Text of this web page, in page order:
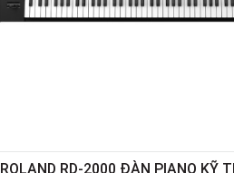
ROLAND RD-2000 ĐÀN PIANO KỸ